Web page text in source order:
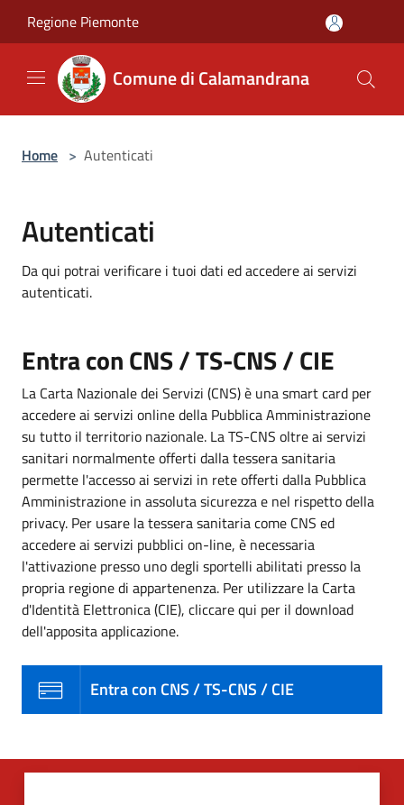
Regione Piemonte
Comune di Calamandrana
Home > Autenticati
Autenticati
Da qui potrai verificare i tuoi dati ed accedere ai servizi
autenticati.
Entra con CNS / TS-CNS / CIE
La Carta Nazionale dei Servizi (CNS) è una smart card per
accedere ai servizi online della Pubblica Amministrazione
su tutto il territorio nazionale. La TS-CNS oltre ai servizi
sanitari normalmente offerti dalla tessera sanitaria
permette l'accesso ai servizi in rete offerti dalla Pubblica
Amministrazione in assoluta sicurezza e nel rispetto della
privacy. Per usare la tessera sanitaria come CNS ed
accedere ai servizi pubblici on-line, è necessaria
l'attivazione presso uno degli sportelli abilitati presso la
propria regione di appartenenza. Per utilizzare la Carta
d'Identità Elettronica (CIE), cliccare qui per il download
dell'apposita applicazione.
Entra con CNS / TS-CNS / CIE